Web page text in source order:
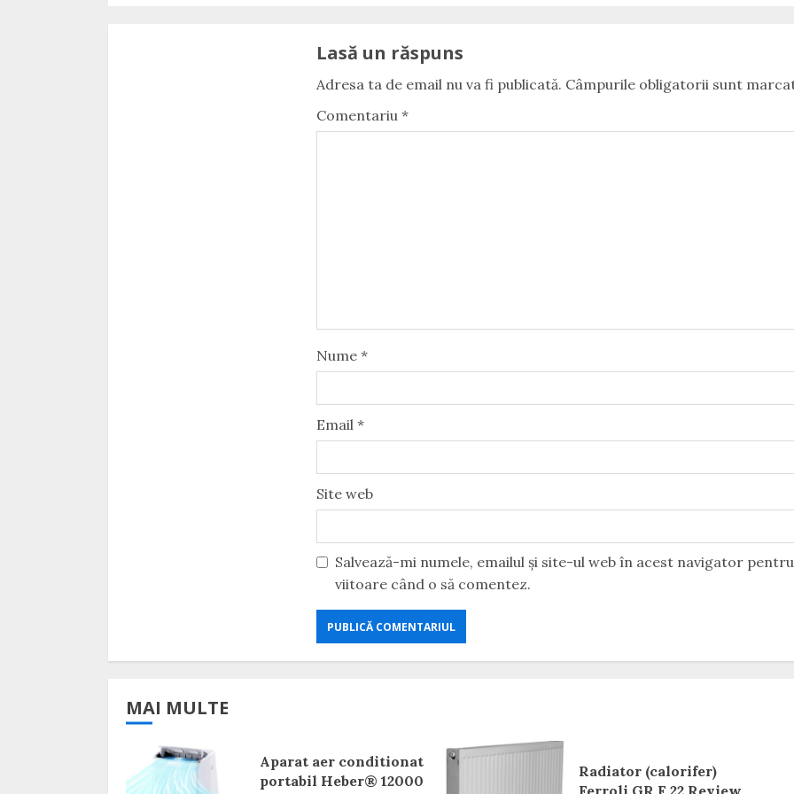
Lasă un răspuns
Adresa ta de email nu va fi publicată. Câmpurile obligatorii sunt
Comentariu *
Nume *
Email *
Site web
Salvează-mi numele, emailul și site-ul web în acest navigator
viitoare când o să comentez.
MAI MULTE
Aparat aer conditionat
portabil Heber® 12000
Radiator (calorifer)
Ferroli GR F 22 Review